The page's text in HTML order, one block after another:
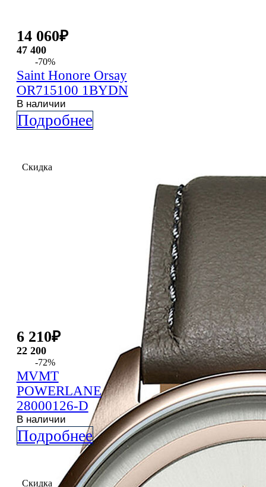
14 060₽
47 400
-70%
Saint HonoreOrsay
OR715100 1BYDN
В наличии
Подробнее
Скидка
6 210₽
22 200
-72%
MVMT
POWERLANE
28000126-D
В наличии
Подробнее
Скидка